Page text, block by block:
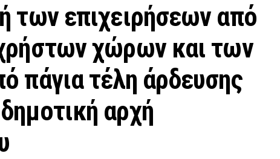
των επιχειρήσεων από
χώρων και των
πάγια τέλη άρδευσης
αρχή